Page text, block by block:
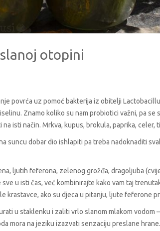
otopini
povrća uz pomoć bakterija iz obitelji
Znamo koliko su nam probiotici važni, pa
isti način. Mrkva, kupus, brokula, paprika, celer,
suncu dobar dio ishlapiti pa treba nadoknaditi
ljutih feferona, zelenog grožđa, dragoljuba
u isti čas, već kombinirajte kako vam taj
krastavce, ako su djeca u pitanju, ljute feferone
u staklenku i zaliti vrlo slanom mlakom vodom
mora na jeziku izazvati senzaciju preslane